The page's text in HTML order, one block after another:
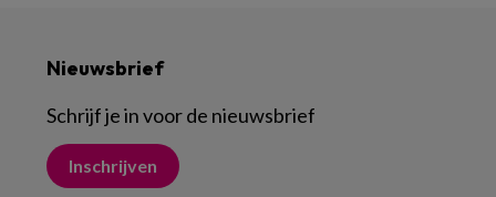
Nieuwsbrief
Schrijf je in voor de nieuwsbrief
Inschrijven